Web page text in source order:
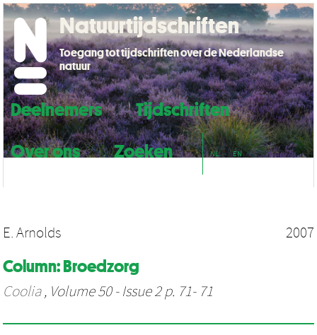
Deelnemers
Tijdschriften
Over ons
Zoeken NL EN
Natuurtijdschriften
Toegang tot tijdschriften over de Nederlandse
natuur
E. Arnolds 2007
Column: Broedzorg
Coolia, Volume 50 - Issue 2 p. 71- 71